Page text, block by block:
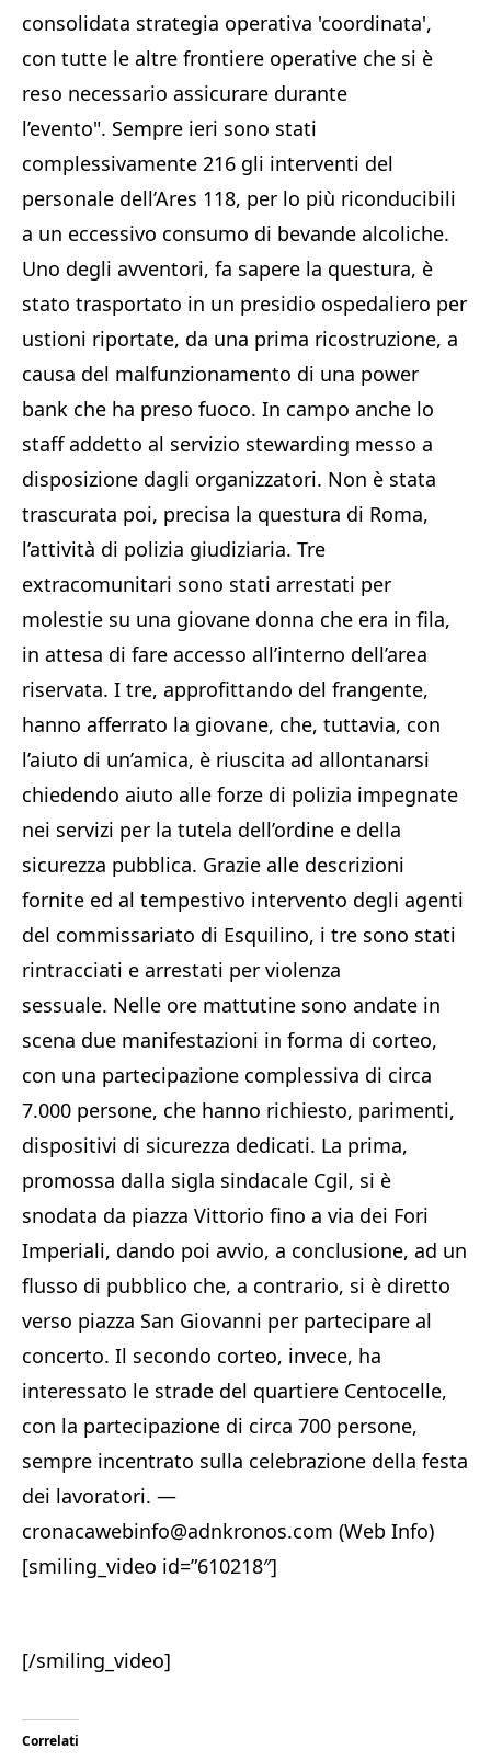
consolidata strategia operativa 'coordinata',
con tutte le altre frontiere operative che si è
reso necessario assicurare durante
l’evento". Sempre ieri sono stati
complessivamente 216 gli interventi del
personale dell’Ares 118, per lo più riconducibili
a un eccessivo consumo di bevande alcoliche.
Uno degli avventori, fa sapere la questura, è
stato trasportato in un presidio ospedaliero per
ustioni riportate, da una prima ricostruzione, a
causa del malfunzionamento di una power
bank che ha preso fuoco. In campo anche lo
staff addetto al servizio stewarding messo a
disposizione dagli organizzatori. Non è stata
trascurata poi, precisa la questura di Roma,
l’attività di polizia giudiziaria. Tre
extracomunitari sono stati arrestati per
molestie su una giovane donna che era in fila,
in attesa di fare accesso all’interno dell’area
riservata. I tre, approfittando del frangente,
hanno afferrato la giovane, che, tuttavia, con
l’aiuto di un’amica, è riuscita ad allontanarsi
chiedendo aiuto alle forze di polizia impegnate
nei servizi per la tutela dell’ordine e della
sicurezza pubblica. Grazie alle descrizioni
fornite ed al tempestivo intervento degli agenti
del commissariato di Esquilino, i tre sono stati
rintracciati e arrestati per violenza
sessuale. Nelle ore mattutine sono andate in
scena due manifestazioni in forma di corteo,
con una partecipazione complessiva di circa
7.000 persone, che hanno richiesto, parimenti,
dispositivi di sicurezza dedicati. La prima,
promossa dalla sigla sindacale Cgil, si è
snodata da piazza Vittorio fino a via dei Fori
Imperiali, dando poi avvio, a conclusione, ad un
flusso di pubblico che, a contrario, si è diretto
verso piazza San Giovanni per partecipare al
concerto. Il secondo corteo, invece, ha
interessato le strade del quartiere Centocelle,
con la partecipazione di circa 700 persone,
sempre incentrato sulla celebrazione della festa
dei lavoratori. —
cronacawebinfo@adnkronos.com (Web Info)
[smiling_video id=”610218″]
[/smiling_video]
Correlati